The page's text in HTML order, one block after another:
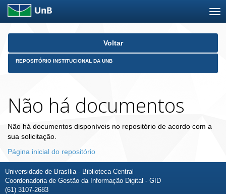
Skip
Voltar
REPOSITÓRIO INSTITUCIONAL DA UNB
Não há documentos
Não há documentos disponíveis no repositório de acordo com a
sua solicitação.
Página inicial do repositório
Universidade de Brasília - Biblioteca Central
Coordenadoria de Gestão da Informação Digital - GID
(61) 3107-2683